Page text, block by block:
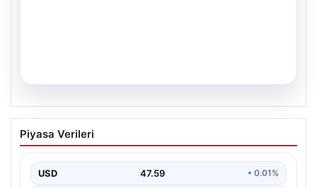
34 Yıllık Hasretin Ardından Gelen
Büyük Mutluluk: İkiz Kızlarıyla Anıtkabir
Adıyaman'da hayatlarını sürdüren Abuzer ve Zeynep
Piyasa Verileri
USD 47.59 • 0.01%